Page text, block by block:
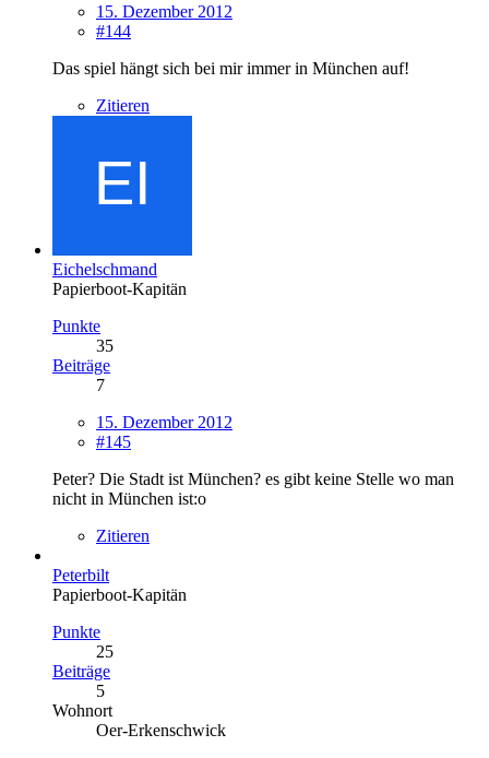
15. Dezember 2012
#144
Das spiel hängt sich bei mir immer in München auf!
Zitieren
Eichelschmand
Papierboot-Kapitän
Punkte
35
Beiträge
7
15. Dezember 2012
#145
Peter? Die Stadt ist München? es gibt keine Stelle wo man
nicht in München ist:o
Zitieren
Peterbilt
Papierboot-Kapitän
Punkte
25
Beiträge
5
Wohnort
Oer-Erkenschwick